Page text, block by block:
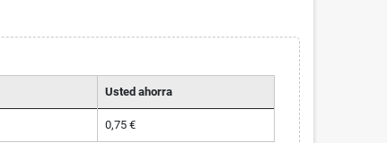
Usted ahorra
0,75 €